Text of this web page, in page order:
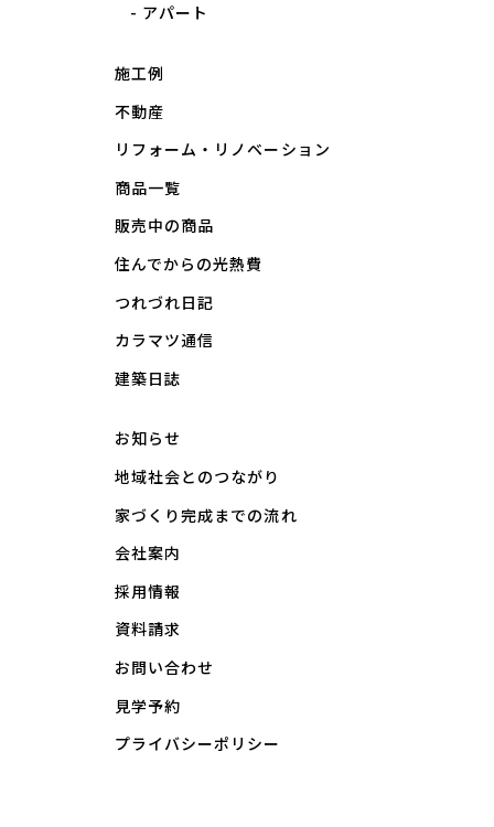
アパート
施工例
不動産
リフォーム・リノベーション
商品一覧
販売中の商品
住んでからの光熱費
つれづれ日記
カラマツ通信
建築日誌
お知らせ
地域社会とのつながり
家づくり完成までの流れ
会社案内
採用情報
資料請求
お問い合わせ
見学予約
プライバシーポリシー